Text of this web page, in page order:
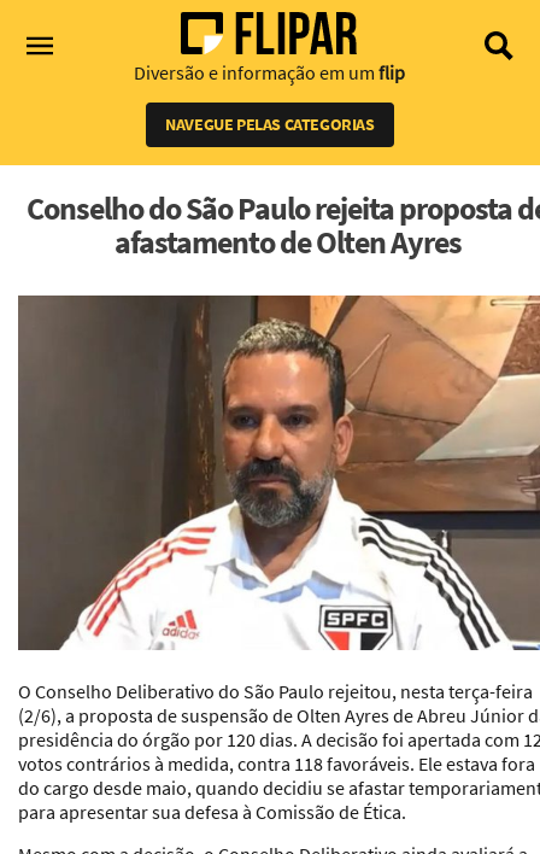
Diversão e informação em um flip
NAVEGUE PELAS CATEGORIAS
Conselho do São Paulo rejeita proposta
afastamento de Olten Ayres
O Conselho Deliberativo do São Paulo rejeitou, nesta terça-feira
(2/6), a proposta de suspensão de Olten Ayres de Abreu Júnior
presidência do órgão por 120 dias. A decisão foi apertada com
votos contrários à medida, contra 118 favoráveis. Ele estava fora
do cargo desde maio, quando decidiu se afastar
para apresentar sua defesa à Comissão de Ética.